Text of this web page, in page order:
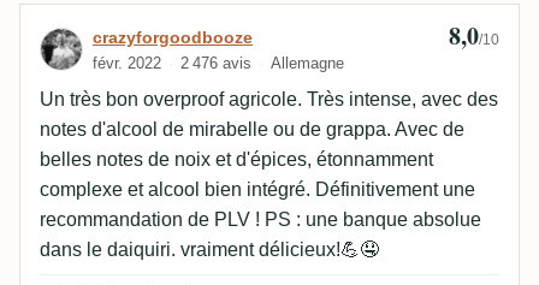
Avis de crazyforgoodbooze
crazyforgoodbooze
févr. 2022 2 476 avis Allemagne
8,0/10
Un très bon overproof agricole. Très intense, avec des
notes d'alcool de mirabelle ou de grappa. Avec de
belles notes de noix et d'épices, étonnamment
complexe et alcool bien intégré. Définitivement une
recommandation de PLV ! PS : une banque absolue
dans le daiquiri. vraiment délicieux!💪🤤